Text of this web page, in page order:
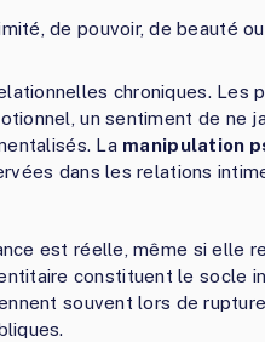
de pouvoir, de beauté ou
chroniques. Les
un sentiment de ne
La manipulation
dans les relations
est réelle, même si elle
constituent le socle
souvent lors de